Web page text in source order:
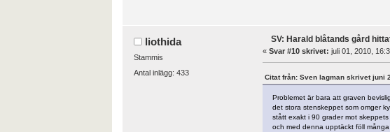
liothida
Stammis
Antal inlägg: 433
SV: Harald blåtands gård
« Svar #10 skrivet: juli 01, 2010,
Citat från: Sven lagman skrivet juni
Problemet är bara att graven
det stora stenskeppet som omger
stått exakt i 90 grader mot
och med denna upptäckt föll